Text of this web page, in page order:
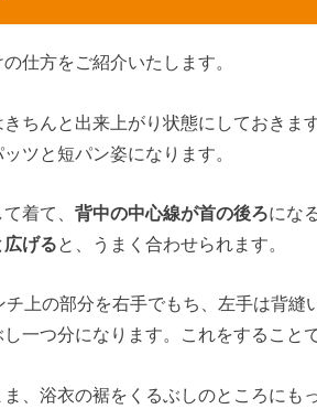
仕方をご紹介いたします。
きちんと出来上がり状態にしておきま
ツと短パン姿になります。
着て、 背中の中心線が首の後ろにな
げると、うまく合わせられます。
チ上の部分を右手でもち、左手は背
一つ分になります。これをすること
ま、浴衣の裾をくるぶしのところにも